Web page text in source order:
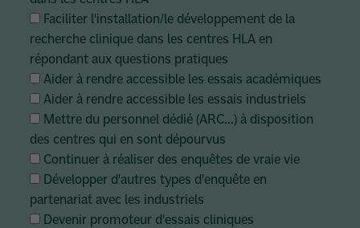
Faciliter l'installation/le développement de la
recherche clinique dans les centres HLA en
répondant aux questions pratiques
Aider à rendre accessible les essais académiques
Aider à rendre accessible les essais industriels
Mettre du personnel dédié (ARC...) à disposition
des centres qui en sont dépourvus
Continuer à réaliser des enquêtes de vraie vie
Développer d'autres types d'enquête en
partenariat avec les industriels
Devenir promoteur d'essais cliniques